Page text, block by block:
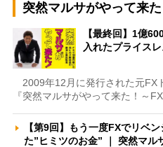
突然マルサがやって来た
【最終回】1億
入れたプライス
2009年12月に発行された元FX
『突然マルサがやって来た！～
【第9回】もう一度FXでリベ
た”ヒミツのお金” ｜ 突然マル